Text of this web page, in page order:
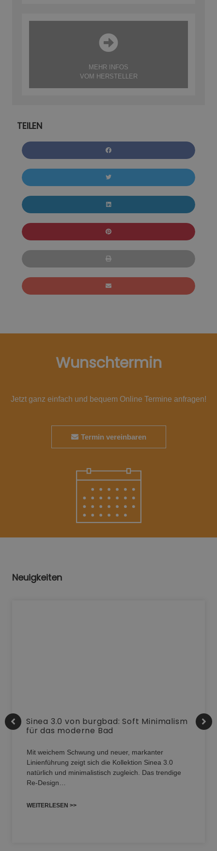
MEHR INFOS
VOM HERSTELLER
TEILEN
Wunschtermin
Jetzt ganz einfach und bequem Online Termine anfragen!
Termin vereinbaren
Neuigkeiten
Sinea 3.0 von burgbad: Soft Minimalism
für das moderne Bad
Mit weichem Schwung und neuer, markanter
Linienführung zeigt sich die Kollektion Sinea 3.0
natürlich und minimalistisch zugleich. Das trendige
Re-Design…
WEITERLESEN >>